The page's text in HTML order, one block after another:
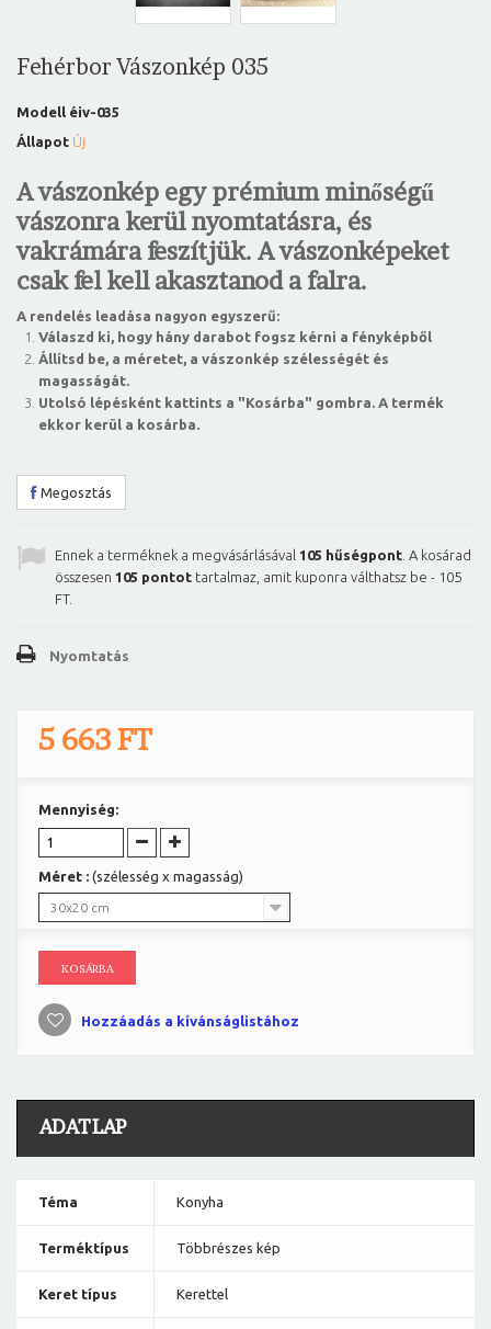
Fehérbor Vászonkép 035
Modell éiv-035
Állapot Új
A vászonkép egy prémium minőségű
vászonra kerül nyomtatásra, és
vakrámára feszítjük. A vászonképeket
csak fel kell akasztanod a falra.
A rendelés leadása nagyon egyszerű:
Válaszd ki, hogy hány darabot fogsz kérni a fényképből
Állítsd be, a méretet, a vászonkép szélességét és
magasságát.
Utolsó lépésként kattints a "Kosárba" gombra. A termék
ekkor kerül a kosárba.
Megosztás
Ennek a terméknek a megvásárlásával 105 hűségpont . A kosárad
összesen 105 pontot tartalmaz, amit kuponra válthatsz be - 105
FT.
Nyomtatás
5 663 FT
Mennyiség:
Méret : (szélesség x magasság)
30x20 cm
KOSÁRBA
Hozzáadás a kívánságlistához
ADATLAP
Téma Konyha
Terméktípus Többrészes kép
Keret típus Kerettel